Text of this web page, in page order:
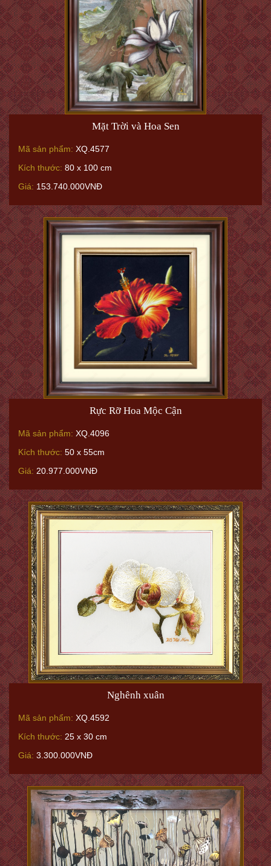
Mặt Trời và Hoa Sen
Mã sản phẩm: XQ.4577
Kích thước: 80 x 100 cm
Giá: 153.740.000VNĐ
Rực Rỡ Hoa Mộc Cận
Mã sản phẩm: XQ.4096
Kích thước: 50 x 55cm
Giá: 20.977.000VNĐ
Nghênh xuân
Mã sản phẩm: XQ.4592
Kích thước: 25 x 30 cm
Giá: 3.300.000VNĐ